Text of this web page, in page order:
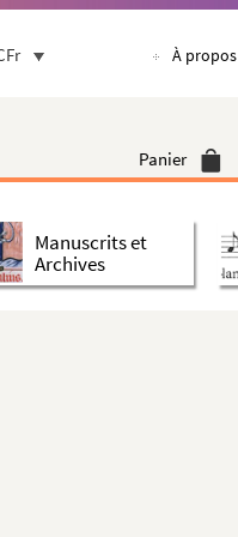
À propos
Panier
Manuscrits et
Archives